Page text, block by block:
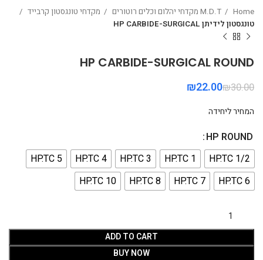
Home M.D.T מקדחי יהלום וכלים רוטורים
מקדחי טונגסטון קרבייד
טונגסטון לידיתן HP CARBIDE-SURGICAL
HP CARBIDE-SURGICAL ROUND
₪30.00
₪22.00
המחיר ליחידה
HP ROUND
HP.TC 1/2
HP.TC 1
HP.TC 3
HP.TC 4
HP.TC 5
HP.TC 6
HP.TC 7
HP.TC 8
HP.TC 10
ADD TO CART
BUY NOW